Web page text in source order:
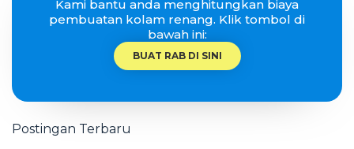
Kami bantu anda menghitungkan biaya
pembuatan kolam renang. Klik tombol di
bawah ini:
BUAT RAB DI SINI
Postingan Terbaru